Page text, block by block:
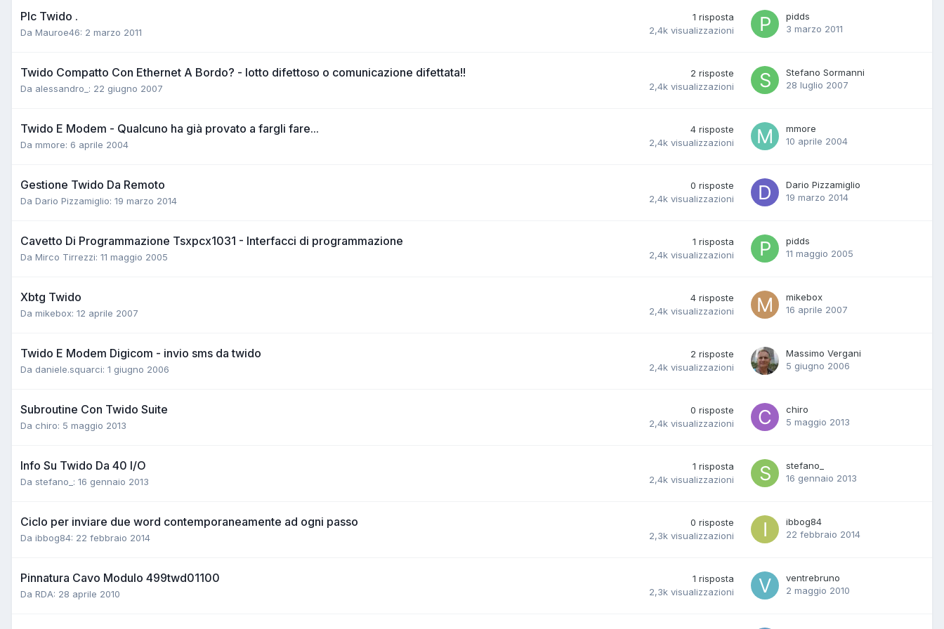
Plc Twido .
Da Mauroe46: 2 marzo 2011
1 risposta
2,4k visualizzazioni
pidds
3 marzo 2011
Twido Compatto Con Ethernet A Bordo? - lotto difettoso o comunicazione difettata!!
Da alessandro_: 22 giugno 2007
2 risposte
2,4k visualizzazioni
Stefano Sormanni
28 luglio 2007
Twido E Modem - Qualcuno ha già provato a fargli fare...
Da mmore: 6 aprile 2004
4 risposte
2,4k visualizzazioni
mmore
10 aprile 2004
Gestione Twido Da Remoto
Da Dario Pizzamiglio: 19 marzo 2014
0 risposte
2,4k visualizzazioni
Dario Pizzamiglio
19 marzo 2014
Cavetto Di Programmazione Tsxpcx1031 - Interfacci di programmazione
Da Mirco Tirrezzi: 11 maggio 2005
1 risposta
2,4k visualizzazioni
pidds
11 maggio 2005
Xbtg Twido
Da mikebox: 12 aprile 2007
4 risposte
2,4k visualizzazioni
mikebox
16 aprile 2007
Twido E Modem Digicom - invio sms da twido
Da daniele.squarci: 1 giugno 2006
2 risposte
2,4k visualizzazioni
Massimo Vergani
5 giugno 2006
Subroutine Con Twido Suite
Da chiro: 5 maggio 2013
0 risposte
2,4k visualizzazioni
chiro
5 maggio 2013
Info Su Twido Da 40 I/O
Da stefano_: 16 gennaio 2013
1 risposta
2,4k visualizzazioni
stefano_
16 gennaio 2013
Ciclo per inviare due word contemporaneamente ad ogni passo
Da ibbog84: 22 febbraio 2014
0 risposte
2,3k visualizzazioni
ibbog84
22 febbraio 2014
Pinnatura Cavo Modulo 499twd01100
Da RDA: 28 aprile 2010
1 risposta
2,3k visualizzazioni
ventrebruno
2 maggio 2010